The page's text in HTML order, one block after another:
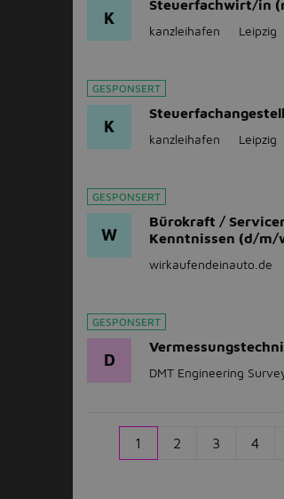
K
Steuerfachwirt/in
kanzleihafen Leipzig
GESPONSERT
K
kanzleihafen Leipzig
GESPONSERT
W
Bürokraft /
Kenntnissen (d/m/
wirkaufendeinauto.de
GESPONSERT
D
DMT Engineering
1 2 3 4